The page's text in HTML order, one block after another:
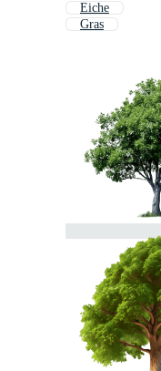
Eiche
Gras